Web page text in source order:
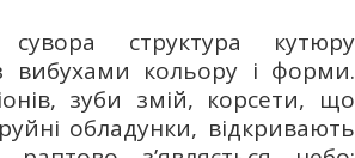
структура кутюру
вибухами кольору і форми.
зуби змій, корсети, що
обладунки, відкривають